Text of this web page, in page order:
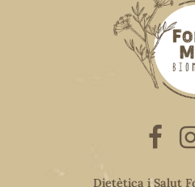
Dietètica i Salut